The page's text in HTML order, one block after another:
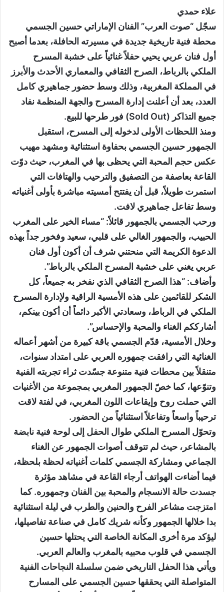
علاء حمدي
سجّل “صوت العرب” الفنان الإماراتي حسين الجسمي
محطة فنية تاريخية جديدة في مسيرته الحافلة، بعدما أصبح
أول فنان عربي يحيي حفلاً غنائياً على خشبة المسرح
الملكي بالرباط، الصرح الثقافي والمعماري الأحدث والأبرز
في المملكة المغربية، وذلك وسط حضور جماهيري كامل
العدد، بعد أن أعلنت إدارة المسرح والجهة المنظمة نفاد
جميع التذاكر (Sold Out) فور طرحها للبيع.
ومنذ اللحظات الأولى لدخوله إلى المسرح، استقبل
الجمهور حسين الجسمي بحفاوة استثنائية ومشهد مهيب
عكس حجم المحبة التي يحظى بها في المغرب، حيث دوّت
القاعة بعاصفة من التصفيق والترحيب والهتافات التي
استمرت طويلاً، قبل أن يفتتح أمسيته مباشرة بأولى أغنياته
وسط تفاعل جماهيري لافت.
ورحب الجسمي بالجمهور قائلاً: “مساء الخير على المغرب
الحبيب، والجمهور الغالي على قلبي، سعيد وفخور جداً بهذه
الدعوة الكريمة التي منحتني شرف أن أكون أول فنان
عربي يغني على خشبة المسرح الملكي بالرباط”.
وأضاف: “هذا الصرح الثقافي الذي نفخر به جميعاً، كل
الشكر للقائمين على هذه الأمسية الراقية ولإدارة المسرح
الملكي في الرباط، وسعادتي الأكبر دائماً أن أكون بينكم،
أشارككم الغناء والمحبة والإحساس”.
وخلال الأمسية، قدّم الجسمي باقة كبيرة من أشهر أعماله
الغنائية التي رافقت جمهوره العربي على امتداد سنوات،
متنقلاً بين محطات فنية متنوعة جسّدت ثراء تجربته الفنية
وتنوّعها، كما خصّ الجمهور المغربي بمجموعة من الأغنيات
التي حملت روح وإيقاعات اللون المغربي، في لفتة لاقت
ترحيباً واسعاً وتفاعلاً استثنائياً من الحضور.
وتحوّل المسرح الملكي طوال الحفل إلى لوحة فنية نابضة
بالمشاعر، حيث لم تتوقف أصوات الجمهور عن الغناء
الجماعي ومشاركة الجسمي كلمات أغنياته لحظة بلحظة،
فيما أضاءت الهواتف أرجاء القاعة في مشاهد مؤثرة
جسدت حالة الانسجام والمحبة بين الفنان وجمهوره. كما
امتزجت مشاعر الفرح والحنين والطرب في ليلة استثنائية
بدا خلالها الجمهور وكأنه شريك كامل في صناعة تفاصيلها،
ليؤكد مرة أخرى المكانة الخاصة التي يحتلها حسين
الجسمي في قلوب محبيه بالمغرب والعالم العربي.
ويأتي هذا الحفل التاريخي ضمن سلسلة النجاحات الفنية
المتواصلة التي يحققها حسين الجسمي على المسارح